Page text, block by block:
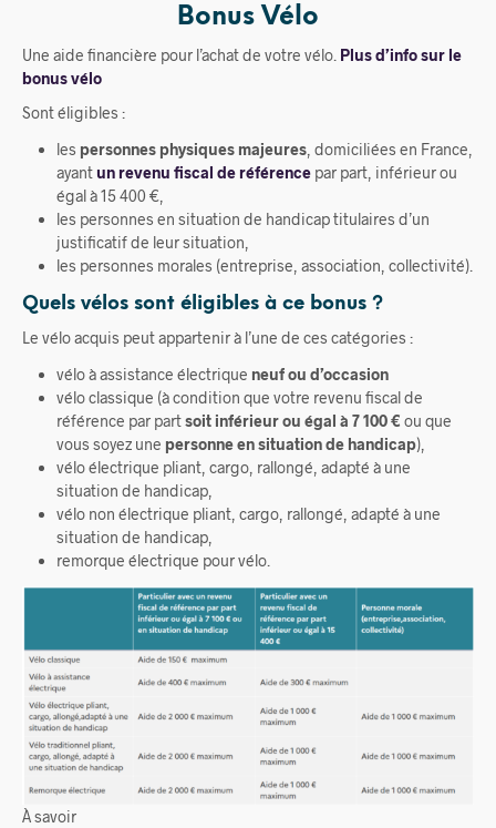
Bonus Vélo
Une aide financière pour l’achat de votre vélo. Plus d’info sur le
bonus vélo
Sont éligibles :
les personnes physiques majeures, domiciliées en France,
ayant un revenu fiscal de référencepar part, inférieur ou
égal à 15 400 €,
les personnes en situation de handicap titulaires d’un
justificatif de leur situation,
les personnes morales (entreprise, association, collectivité).
Quels vélos sont éligibles à ce bonus ?
Le vélo acquis peut appartenir à l’une de ces catégories :
vélo à assistance électrique neuf ou d’occasion
vélo classique (à condition que votre revenu fiscal de
référence par partsoit inférieur ou égal à 7 100 € ou que
vous soyez une personne en situation de handicap),
vélo électrique pliant, cargo, rallongé, adapté à une
situation de handicap,
vélo non électrique pliant, cargo, rallongé, adapté à une
situation de handicap,
remorque électrique pour vélo.
À savoir